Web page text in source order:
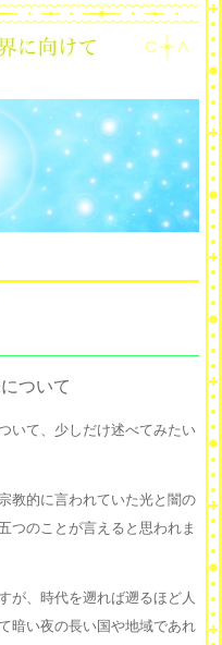
ついて
いて、少しだけ述べてみたい
教的に言われていた光と闇の
つのことが言えると思われま
が、時代を遡れば遡るほど人
暗い夜の長い国や地域であれ